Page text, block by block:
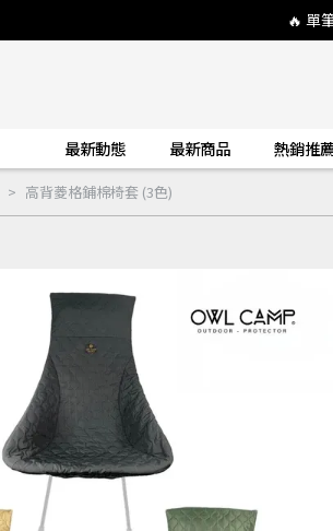
🔥 單
最新動態 最新商品 熱銷推
高背菱格鋪棉椅套 (3色)